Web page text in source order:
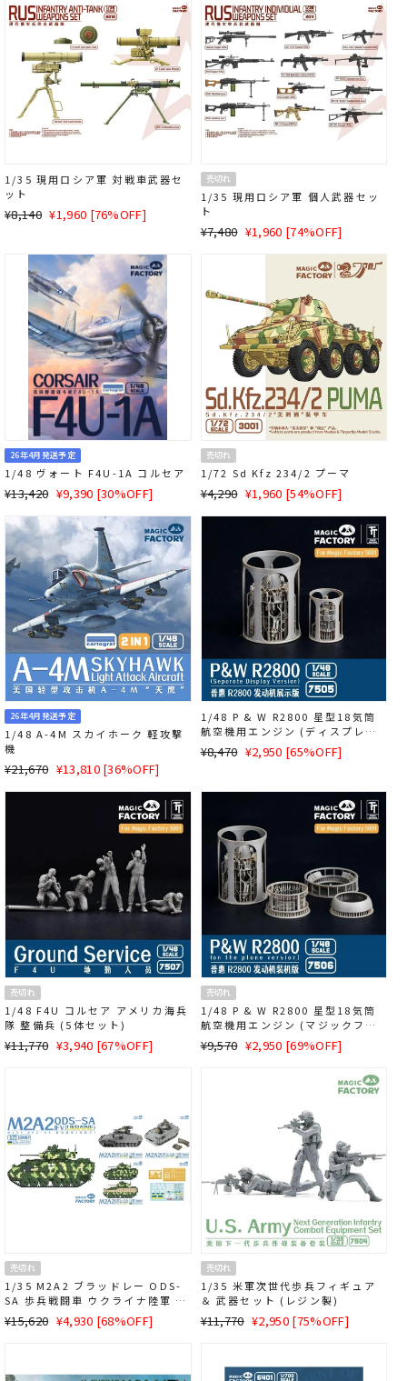
格
1/35 現用ロシア軍 対戦車武器セ
ット
通
¥8,140 SALE
¥1,960 [76%OFF]
売切れ
1/35 現用ロシア軍 個人武器セッ
ト
通
¥7,480 SALE
¥1,960 [74%OFF]
26年4月発送予定
1/48 ヴォート F4U-1A コルセア
通
価
格
¥13,420 SALE
格
¥9,390 [30%OFF]
売切れ
1/72 Sd Kfz 234/2 プーマ
通
¥4,290 SALE
¥1,960 [54%OFF]
26年4月発送予定
1/48 A-4M スカイホーク 軽攻撃
機
通
¥21,670 SALE
¥13,810 [36%OFF]
1/48 P & W R2800 星型18気筒
航空機用エンジン (ディスプレイ
用)
通
¥8,470 SALE
¥2,950 [65%OFF]
売切れ
1/48 F4U コルセア アメリカ海兵
隊 整備兵 (5体セット)
通
¥11,770 SALE
¥3,940 [67%OFF]
売切れ
1/48 P & W R2800 星型18気筒
航空機用エンジン (マジックファ
クトリー MGF5001用)
通
¥9,570 SALE
¥2,950 [69%OFF]
売切れ
1/35 M2A2 ブラッドレー ODS-
SA 歩兵戦闘車 ウクライナ陸軍 第
47独立機械化旅団
通
格
¥15,620 SALE
¥4,930 [68%OFF]
売切れ
1/35 米軍次世代歩兵フィギュア
＆ 武器セット (レジン製)
通
¥11,770 SALE
¥2,950 [75%OFF]